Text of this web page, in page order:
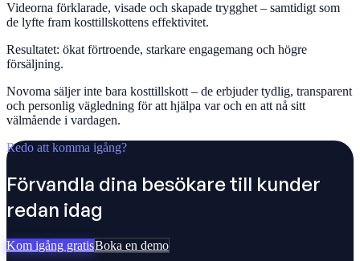
Videorna förklarade, visade och skapade trygghet – samtidigt som
de lyfte fram kosttillskottens effektivitet.
Resultatet: ökat förtroende, starkare engagemang och högre
försäljning.
Novoma säljer inte bara kosttillskott – de erbjuder tydlig, transparent
och personlig vägledning för att hjälpa var och en att nå sitt
välmående i vardagen.
Redo att komma igång?
Förvandla dina besökare till kunder
redan idag
Kom igång gratisBoka en demo